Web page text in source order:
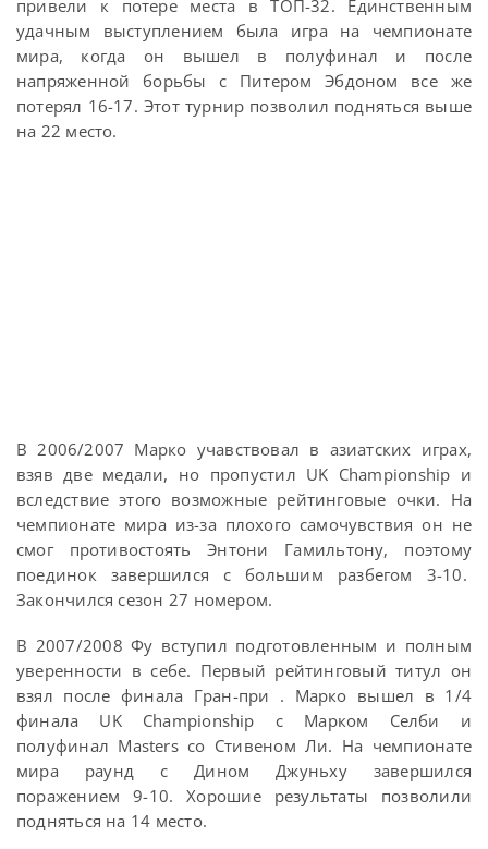
привели к потере места в ТОП-32. Единственным
удачным выступлением была игра на чемпионате
мира, когда он вышел в полуфинал и после
напряженной борьбы с Питером Эбдоном все же
потерял 16-17. Этот турнир позволил подняться выше
на 22 место.
В 2006/2007 Марко учавствовал в азиатских играх,
взяв две медали, но пропустил UK Championship и
вследствие этого возможные рейтинговые очки. На
чемпионате мира из-за плохого самочувствия он не
смог противостоять Энтони Гамильтону, поэтому
поединок завершился с большим разбегом 3-10.
Закончился сезон 27 номером.
В 2007/2008 Фу вступил подготовленным и полным
уверенности в себе. Первый рейтинговый титул он
взял после финала Гран-при . Марко вышел в 1/4
финала UK Championship с Марком Селби и
полуфинал Masters со Стивеном Ли. На чемпионате
мира раунд с Дином Джуньху завершился
поражением 9-10. Хорошие результаты позволили
подняться на 14 место.